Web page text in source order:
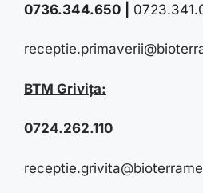
0736.344.650
BTM Grivița:
0724.262.110